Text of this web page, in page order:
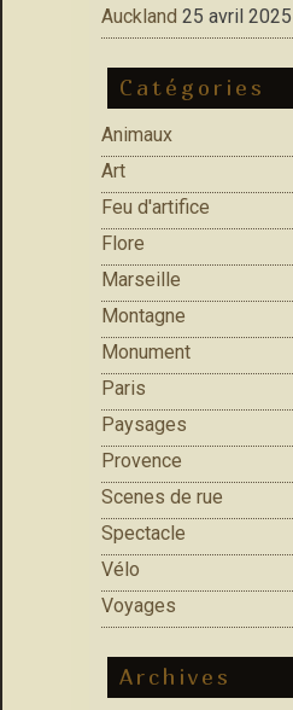
Auckland 25 avril 2025
Catégories
Animaux
Art
Feu d'artifice
Flore
Marseille
Montagne
Monument
Paris
Paysages
Provence
Scenes de rue
Spectacle
Vélo
Voyages
Archives